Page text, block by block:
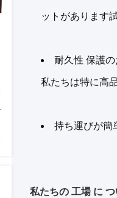
ットがあります
耐久性 保護
私たちは特に高
持ち運びが簡
私たちの 工場 に つ